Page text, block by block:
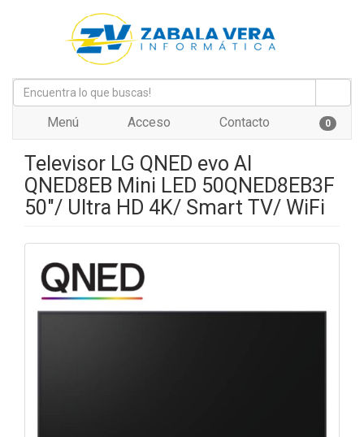
Menú Acceso Contacto 0
Televisor LG QNED evo AI
QNED8EB Mini LED 50QNED8EB3F
50"/ Ultra HD 4K/ Smart TV/ WiFi